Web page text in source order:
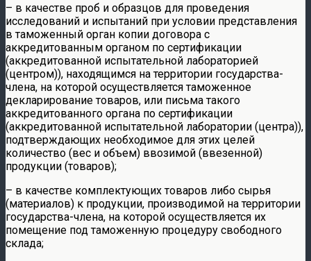
– в качестве проб и образцов для проведения
исследований и испытаний при условии представления
в таможенный орган копии договора с
аккредитованным органом по сертификации
(аккредитованной испытательной лабораторией
(центром)), находящимся на территории государства-
члена, на которой осуществляется таможенное
декларирование товаров, или письма такого
аккредитованного органа по сертификации
(аккредитованной испытательной лаборатории (центра)),
подтверждающих необходимое для этих целей
количество (вес и объем) ввозимой (ввезенной)
продукции (товаров);
– в качестве комплектующих товаров либо сырья
(материалов) к продукции, производимой на территории
государства-члена, на которой осуществляется их
помещение под таможенную процедуру свободного
склада;